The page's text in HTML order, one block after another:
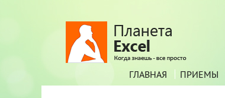
ГЛАВНАЯ ПРИЕМЫ